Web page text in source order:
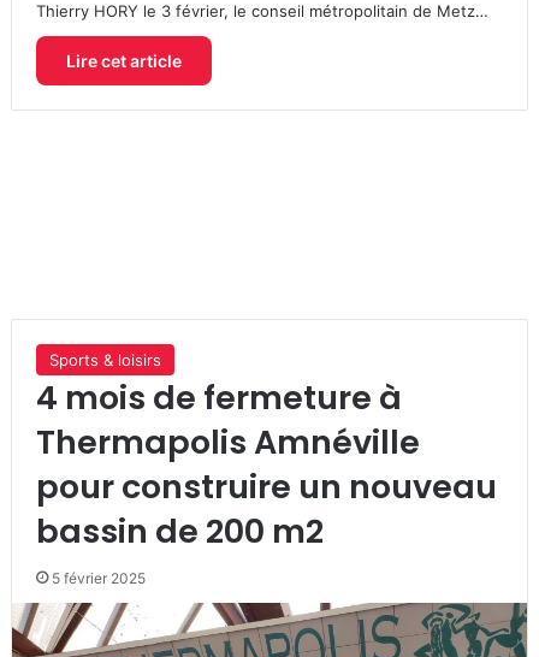
Thierry HORY le 3 février, le conseil métropolitain de Metz…
Lire cet article
Sports & loisirs
4 mois de fermeture à
Thermapolis Amnéville
pour construire un nouveau
bassin de 200 m2
5 février 2025